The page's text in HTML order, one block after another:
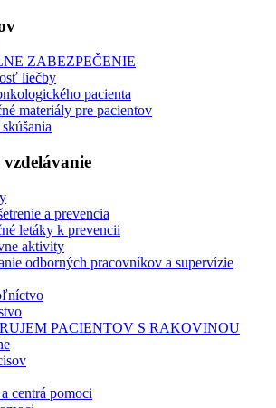
ZABEZPEČENIE
liečby
pacienta
materiály pre pacientov
a prevencia
letáky k prevencii
aktivity
odborných pracovníkov a supervízie
PACIENTOV S RAKOVINOU
centrá pomoci